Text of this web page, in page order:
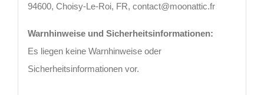
94600, Choisy-Le-Roi, FR, contact@moonattic.fr
Warnhinweise und Sicherheitsinformationen:
Es liegen keine Warnhinweise oder
Sicherheitsinformationen vor.